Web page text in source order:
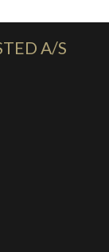
A/S